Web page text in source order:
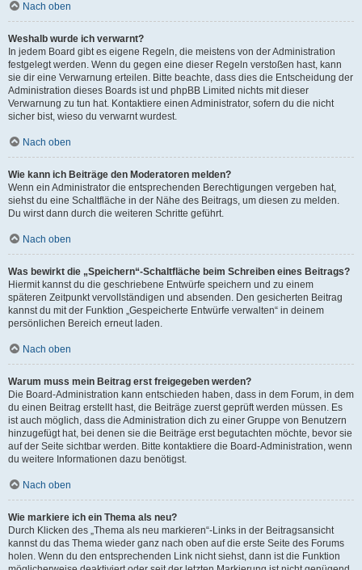
Nach oben
Weshalb wurde ich verwarnt?
In jedem Board gibt es eigene Regeln, die meistens von der Administration
festgelegt werden. Wenn du gegen eine dieser Regeln verstoßen hast, kann
sie dir eine Verwarnung erteilen. Bitte beachte, dass dies die Entscheidung der
Administration dieses Boards ist und phpBB Limited nichts mit dieser
Verwarnung zu tun hat. Kontaktiere einen Administrator, sofern du die nicht
sicher bist, wieso du verwarnt wurdest.
Nach oben
Wie kann ich Beiträge den Moderatoren melden?
Wenn ein Administrator die entsprechenden Berechtigungen vergeben hat,
siehst du eine Schaltfläche in der Nähe des Beitrags, um diesen zu melden.
Du wirst dann durch die weiteren Schritte geführt.
Nach oben
Was bewirkt die „Speichern“-Schaltfläche beim Schreiben eines Beitrags?
Hiermit kannst du die geschriebene Entwürfe speichern und zu einem
späteren Zeitpunkt vervollständigen und absenden. Den gesicherten Beitrag
kannst du mit der Funktion „Gespeicherte Entwürfe verwalten“ in deinem
persönlichen Bereich erneut laden.
Nach oben
Warum muss mein Beitrag erst freigegeben werden?
Die Board-Administration kann entschieden haben, dass in dem Forum, in dem
du einen Beitrag erstellt hast, die Beiträge zuerst geprüft werden müssen. Es
ist auch möglich, dass die Administration dich zu einer Gruppe von Benutzern
hinzugefügt hat, bei denen sie die Beiträge erst begutachten möchte, bevor sie
auf der Seite sichtbar werden. Bitte kontaktiere die Board-Administration, wenn
du weitere Informationen dazu benötigst.
Nach oben
Wie markiere ich ein Thema als neu?
Durch Klicken des „Thema als neu markieren“-Links in der Beitragsansicht
kannst du das Thema wieder ganz nach oben auf die erste Seite des Forums
holen. Wenn du den entsprechenden Link nicht siehst, dann ist die Funktion